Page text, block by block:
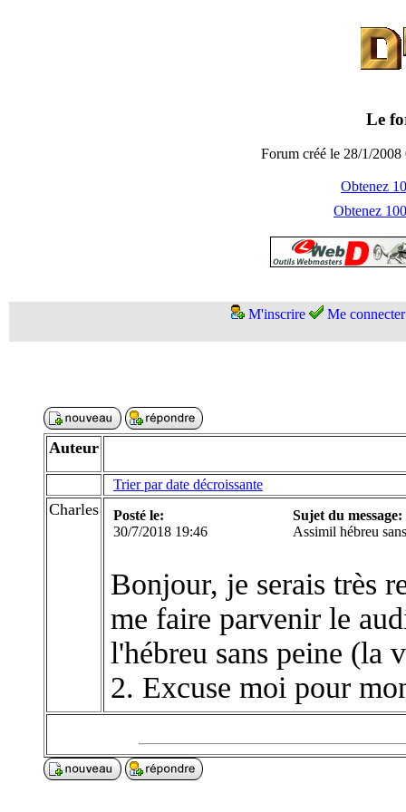
Le
Forum créé le 28/1/
Obtenez
Obtenez
M'inscrire Me connecter
Auteur
Trier par date décroissante
Charles
Posté le:
30/7/2018 19:46
Sujet du message:
Assimil hébreu
Bonjour, je serais très
me faire parvenir le
l'hébreu sans peine (la
2. Excuse moi pour